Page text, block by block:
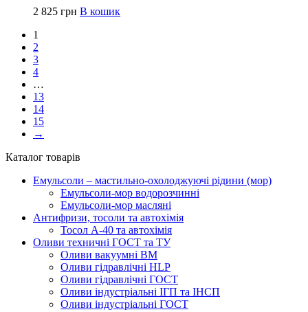
2 825 грн В кошик
1
2
3
4
…
13
14
15
→
Каталог товарів
Емульсоли – мастильно-охолоджуючі рідини (мор)
Емульсоли-мор водорозчинні
Емульсоли-мор масляні
Антифризи, тосоли та автохімія
Тосол А-40 та автохімія
Оливи техничні ГОСТ та ТУ
Оливи вакуумні ВМ
Оливи гідравлічні HLP
Оливи гідравлічні ГОСТ
Оливи індустріальні ІГП та ІНСП
Оливи індустріальні ГОСТ